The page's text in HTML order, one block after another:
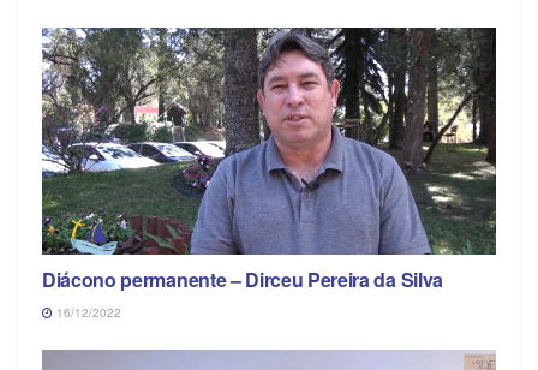
Diácono permanente – Dirceu Pereira da Silva
16/12/2022